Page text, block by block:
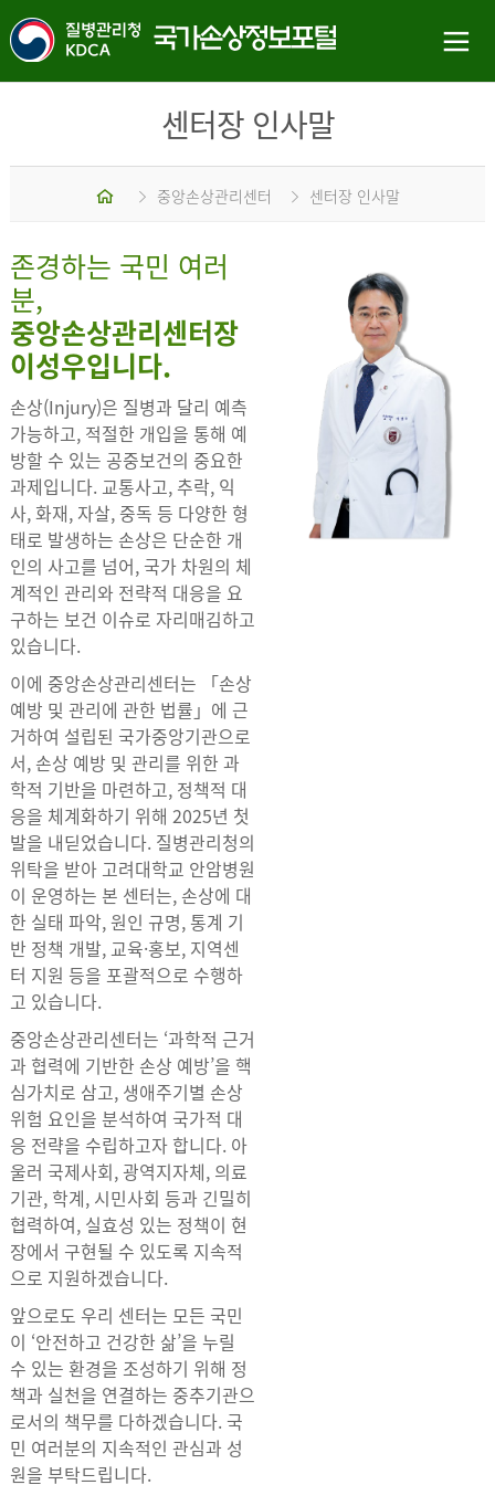
센터장 인사말
중앙손상관리센터 센터장 인사말
존경하는 국민 여러
분,
중앙손상관리센터장
이성우입니다.
손상(Injury)은 질병과 달리 예측
가능하고, 적절한 개입을 통해 예
방할 수 있는 공중보건의 중요한
과제입니다. 교통사고, 추락, 익
사, 화재, 자살, 중독 등 다양한 형
태로 발생하는 손상은 단순한 개
인의 사고를 넘어, 국가 차원의 체
계적인 관리와 전략적 대응을 요
구하는 보건 이슈로 자리매김하고
있습니다.
이에 중앙손상관리센터는 「손상
예방 및 관리에 관한 법률」에 근
거하여 설립된 국가중앙기관으로
서, 손상 예방 및 관리를 위한 과
학적 기반을 마련하고, 정책적 대
응을 체계화하기 위해 2025년 첫
발을 내딛었습니다. 질병관리청의
위탁을 받아 고려대학교 안암병원
이 운영하는 본 센터는, 손상에 대
한 실태 파악, 원인 규명, 통계 기
반 정책 개발, 교육·홍보, 지역센
터 지원 등을 포괄적으로 수행하
고 있습니다.
중앙손상관리센터는 ‘과학적 근거
과 협력에 기반한 손상 예방’을 핵
심가치로 삼고, 생애주기별 손상
위험 요인을 분석하여 국가적 대
응 전략을 수립하고자 합니다. 아
울러 국제사회, 광역지자체, 의료
기관, 학계, 시민사회 등과 긴밀히
협력하여, 실효성 있는 정책이 현
장에서 구현될 수 있도록 지속적
으로 지원하겠습니다.
앞으로도 우리 센터는 모든 국민
이 ‘안전하고 건강한 삶’을 누릴
수 있는 환경을 조성하기 위해 정
책과 실천을 연결하는 중추기관으
로서의 책무를 다하겠습니다. 국
민 여러분의 지속적인 관심과 성
원을 부탁드립니다.